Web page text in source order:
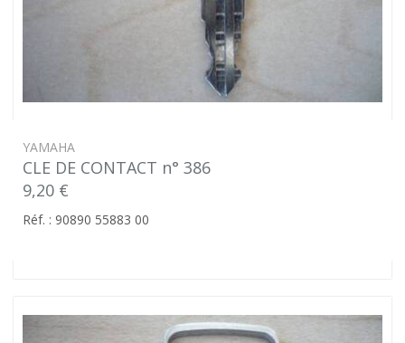
YAMAHA
CLE DE CONTACT n° 386
9,20 €
Réf. : 90890 55883 00